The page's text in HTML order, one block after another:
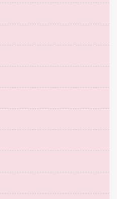
用紙
セサリー
サリー
ター
ア